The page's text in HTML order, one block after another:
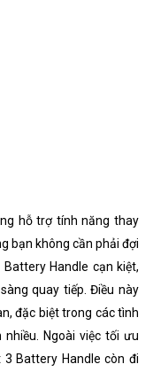
hỗ trợ tính năng thay
bạn không cần phải đợi
Handle cạn kiệt,
quay tiếp. Điều này
đặc biệt trong các tình
Ngoài việc tối ưu
Battery Handle còn đi